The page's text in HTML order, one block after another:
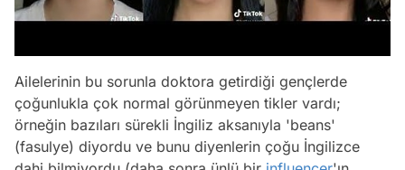
Ailelerinin bu sorunla doktora getirdiği gençlerde
çoğunlukla çok normal görünmeyen tikler vardı;
örneğin bazıları sürekli İngiliz aksanıyla 'beans'
(fasulye) diyordu ve bunu diyenlerin çoğu İngilizce